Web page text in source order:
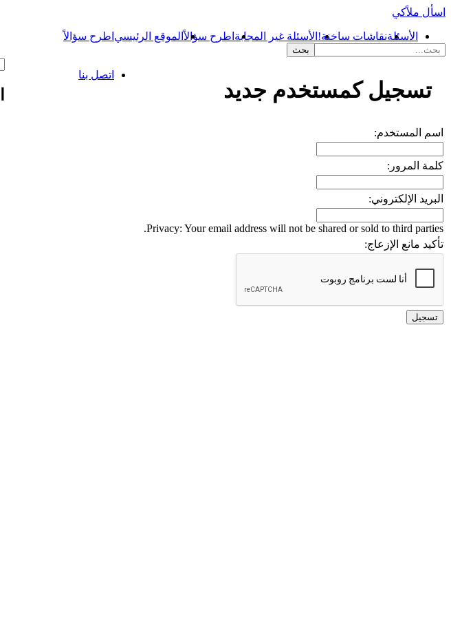
اسأل ملاًكي
الأسئلةنقاشات ساخنة! الأسئلة غير المجابة اطرح سؤالاًالموقع الرئيسي اطرح سؤالاً
تسجيل كمستخدم جديد
اسم المستخدم:
كلمة المرور:
البريد الإلكتروني:
Privacy: Your email address will not be shared or sold to third parties.
تأكيد مانع الإزعاج:
اتصل بنا